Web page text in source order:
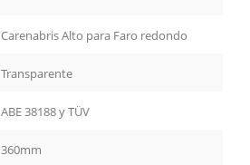
Carenabris Alto para Faro redondo
Transparente
ABE 38188 y TÜV
360mm